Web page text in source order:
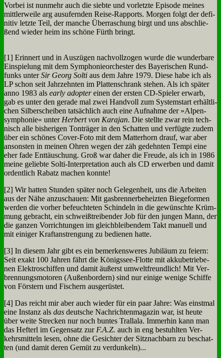
Vor­bei ist nun­mehr auch die sieb­te und vor­letz­te Epi­so­de mei­nes
mitt­ler­wei­le arg aus­ufern­den Rei­se-Rap­ports. Mor­gen folgt der de­fi­
ni­tiv letz­te Teil, der man­che Über­ra­schung birgt und uns ab­schlie­
ßend wie­der heim ins schö­ne Fürth bringt.
[1] Er­in­nert und in Aus­zü­gen nach­voll­zo­gen wur­de die wun­der­ba­re
Ein­spie­lung mit dem Sym­pho­nie­or­che­ster des Baye­ri­schen Rund­
funks un­terSir Ge­org Sol­ti aus dem Jah­re 1979. Die­se ha­be ich als
LP schon seit Jahr­zehn­ten im Plat­ten­schrank ste­hen. Als ich spä­ter
an­no 1983 als ear­ly ad­op­terei­nen der er­sten CD-Spie­ler er­warb,
gab es un­ter den ge­ra­de mal zwei Hand­voll zum Sy­stem­start er­hält­li­
chen Sil­ber­schei­ben tat­säch­lich auch ei­ne Auf­nah­me der »Al­pen­
sym­pho­nie« un­ter Her­bert von Ka­ra­jan. Die stell­te zwar rein tech­
nisch al­le bis­he­ri­gen Ton­trä­ger in den Schat­ten und ver­füg­te zu­dem
über ein schö­nes Co­ver-Fo­to mit dem Mat­ter­horn drauf, war aber
an­son­sten in mei­nen Oh­ren we­gen der zäh ge­dehn­ten Tem­pi ei­ne
eher fa­de Ent­täu­schung. Groß war da­her die Freu­de, als ich in 1986
mei­ne ge­lieb­te Sol­ti-In­ter­pre­ta­ti­on auch als CD er­wer­ben und da­mit
or­dent­lich Ra­batz ma­chen konn­te!
[2] Wir hat­ten Stun­den spä­ter noch Ge­le­gen­heit, uns die Ar­bei­ten
aus der Nä­he an­zu­schau­en: Mit gas­bren­ner­be­heiz­ten Bie­ge­for­men
wer­den die vor­her be­feuch­te­ten Schin­deln in die ge­wünsch­te Krüm­
mung ge­bracht, ein schweiß­trei­ben­der Job für den jun­gen Mann, der
die gan­zen Vor­rich­tun­gen im gleich­blei­ben­dem Takt ma­nu­ell und
mit ei­ni­ger Kraft­an­stren­gung zu be­die­nen hat­te.
[3] In die­sem Jahr gibt es ein be­mer­kens­we­res Ju­bi­lä­um zu fei­ern:
Seit ex­akt 100 Jah­ren fährt die Kö­nigs­see-Flot­te mit ak­ku­be­trie­be­
nen Elek­tro­schif­fen und da­mit äu­ßerst um­welt­freund­lich! Mit Ver­
bren­nungs­mo­to­ren (Au­ßen­bor­dern) sind nur ei­ni­ge we­ni­ge Schif­fe
von För­stern und Fi­schern aus­ge­rü­stet.
[4] Das reicht mir aber auch wie­der für ein paar Jah­re: Was einst­mal
ei­ne In­stanz als das deut­sche Nach­rich­ten­ma­ga­zin war, ist heu­te
über wei­te Strecken nur noch bun­tes Tral­la­la. Im­mer­hin kann man
das Hef­terl im Ge­gen­satz zur F.A.Z. auch in eng be­stuhl­ten Ver­
kehrs­mit­teln le­sen, oh­ne die Ge­sich­ter der Sitz­nach­barn zu be­schat­
ten (und da­mit de­ren Ge­müt zu ver­dun­keln)...